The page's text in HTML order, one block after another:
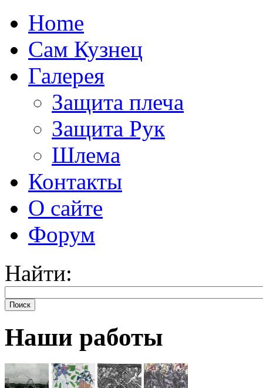
Home
Сам Кузнец
Галерея
Защита плеча
Защита Рук
Шлема
Контакты
О сайте
Форум
Найти:
Поиск
Наши работы